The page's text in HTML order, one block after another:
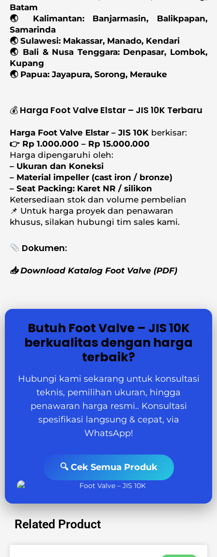
Batam
🌏 Kalimantan: Banjarmasin, Balikpapan,
Samarinda
🌏 Sulawesi: Makassar, Manado, Kendari
🌏 Bali & Nusa Tenggara: Denpasar, Lombok,
Kupang
🌏 Papua: Jayapura, Sorong, Merauke
💰 Harga Foot Valve Elstar – JIS 10K Terbaru
Harga Foot Valve Elstar – JIS 10K berkisar:
👉 Rp 1.000.000 – Rp 15.000.000
Harga dipengaruhi oleh:
– Ukuran dan Koneksi
– Material impeller (cast iron / bronze)
– Seat Packing: Karet NR / silikon
Ketersediaan stok dan volume pembelian
📌 Untuk harga proyek dan penawaran
khusus, silakan hubungi tim sales kami.
Dokumen:
📥Download Katalog Foot Valve (PDF)
Butuh Foot Valve – JIS 10K
berkualitas dengan harga
terbaik?
Hubungi kami sekarang untuk konsultasi
teknis, pemilihan ukuran, hingga
penawaran harga resmi.. Konsultasi
spesifikasi langsung & cepat, via
WhatsApp!
🔍 Cek Semua Produk
Related Product